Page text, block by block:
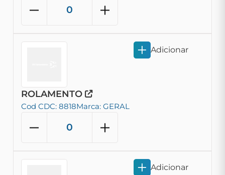
ROLAMENTO
Cod CDC: 8818Marca: GERAL
Adicionar
Adicionar